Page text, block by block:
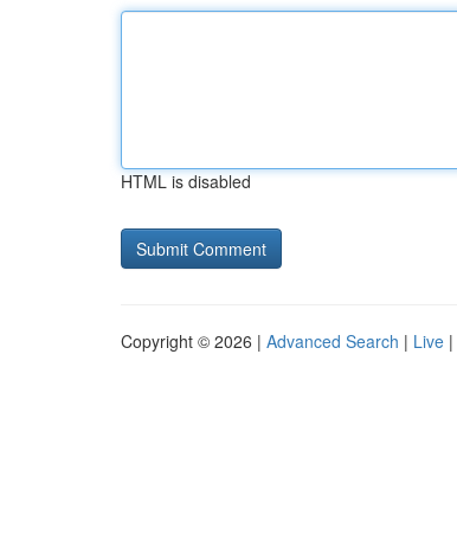
HTML is disabled
Copyright © 2026 | Advanced Search | Live |